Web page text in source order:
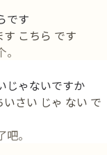
です
こちら です
じゃないですか
さい じゃ ない で
。